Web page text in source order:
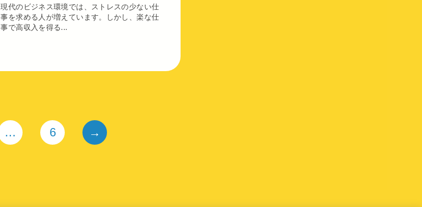
現代のビジネス環境では、ストレスの少ない仕
事を求める人が増えています。しかし、楽な仕
事で高収入を得る...
… 6 →